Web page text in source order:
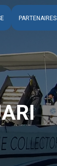
PARTENAIRES